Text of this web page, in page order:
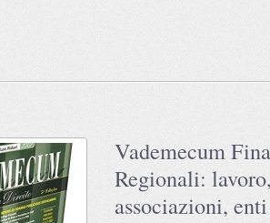
Vademecum
Regionali:
associazioni,